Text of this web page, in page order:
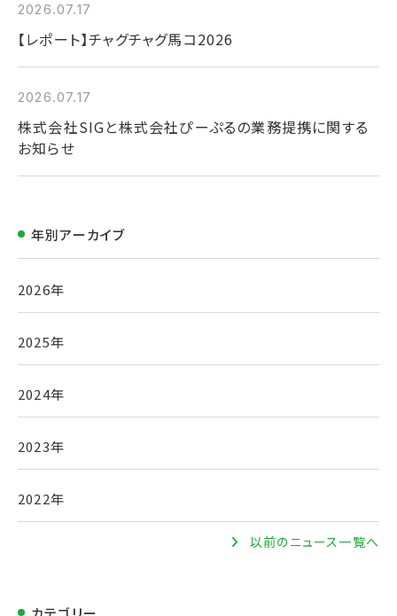
2026.07.17
【レポート】チャグチャグ馬コ2026
2026.07.17
株式会社SIGと株式会社ぴーぷるの業務提携に関する
お知らせ
年別アーカイブ
2026年
2025年
2024年
2023年
2022年
以前のニュース一覧へ